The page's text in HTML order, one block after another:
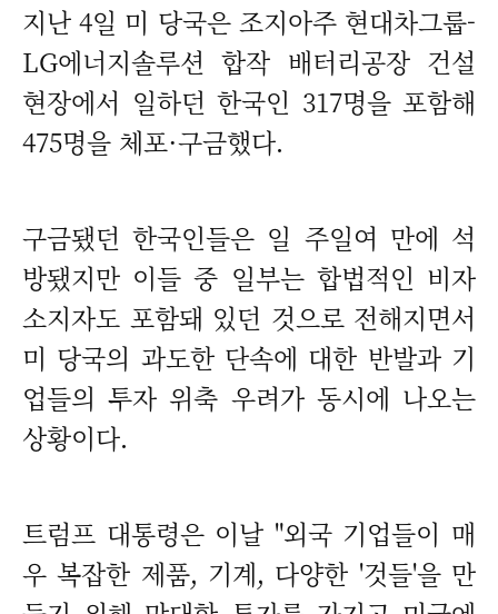
지난 4일 미 당국은 조지아주 현대차그룹-
LG에너지솔루션 합작 배터리공장 건설
현장에서 일하던 한국인 317명을 포함해
475명을 체포·구금했다.
구금됐던 한국인들은 일 주일여 만에 석
방됐지만 이들 중 일부는 합법적인 비자
소지자도 포함돼 있던 것으로 전해지면서
미 당국의 과도한 단속에 대한 반발과 기
업들의 투자 위축 우려가 동시에 나오는
상황이다.
트럼프 대통령은 이날 "외국 기업들이 매
우 복잡한 제품, 기계, 다양한 '것들'을 만